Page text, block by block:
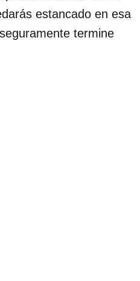
estancado en esa
termine